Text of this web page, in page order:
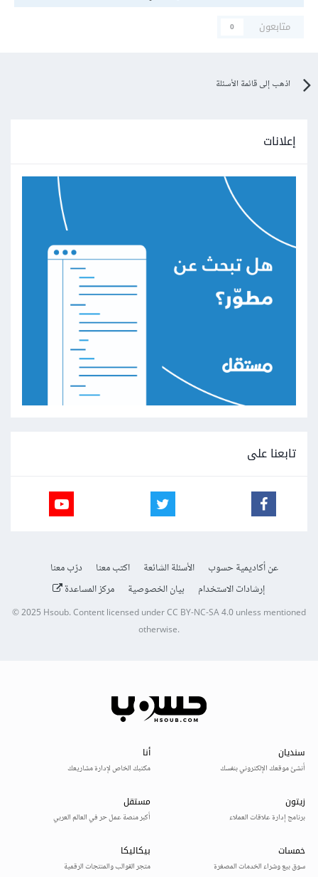
متابعون
0
اذهب إلى قائمة الأسئلة
إعلانات
تابعنا على
عن أكاديمية حسوب الأسئلة الشائعة اكتب معنا
درّب معنا
إرشادات الاستخدام
بيان الخصوصية مركز المساعدة
© 2025Hsoub.Content licensed underCC BY-NC-SA 4.0unless mentioned
otherwise.